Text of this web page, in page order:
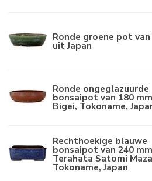
Ronde groene pot van
uit Japan
Ronde ongeglazuurde
bonsaipot van 180
Bigei, Tokoname,
Rechthoekige blauwe
bonsaipot van 240
Terahata Satomi
Tokoname, Japan